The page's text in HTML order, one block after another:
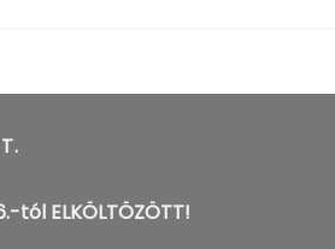
tól ELKÖLTÖZÖTT!